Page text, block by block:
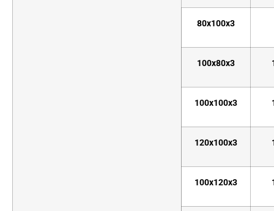
80x100x3
100x80x3
100x100x3
120x100x3
100x120x3